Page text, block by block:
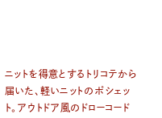
ニットを得意とするトリコテから
届いた、軽いニットのポシェッ
ト。アウトドア風のドローコード